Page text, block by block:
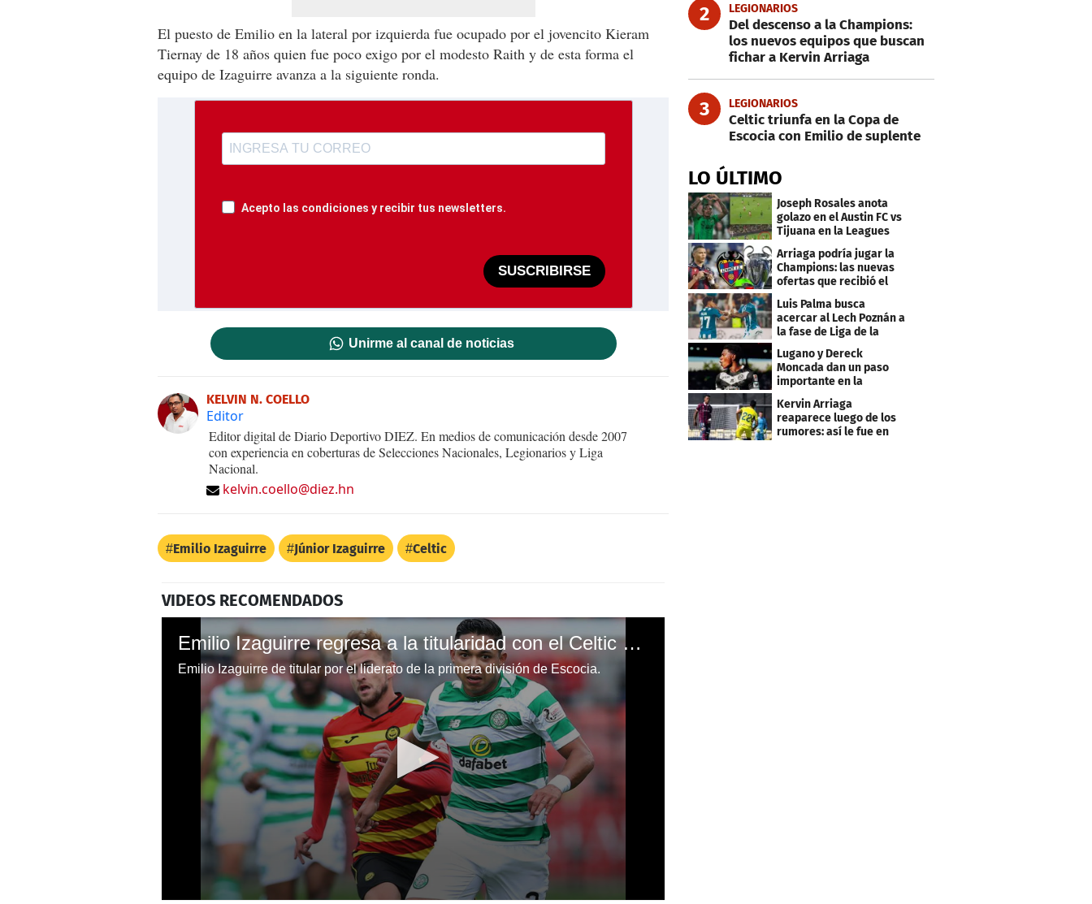
El puesto de Emilio en la lateral por izquierda fue ocupado por el jovencito Kieram
Tiernay de 18 años quien fue poco exigo por el modesto Raith y de esta forma el
equipo de Izaguirre avanza a la siguiente ronda.
Acepto las condiciones y recibir tus newsletters.
SUSCRIBIRSE
Unirme al canal de noticias
KELVIN N. COELLO
Editor
Editor digital de Diario Deportivo DIEZ. En medios de comunicación desde 2007
con experiencia en coberturas de Selecciones Nacionales, Legionarios y Liga
Nacional.
kelvin.coello@diez.hn
Emilio Izaguirre Júnior Izaguirre Celtic
VIDEOS RECOMENDADOS
Emilio Izaguirre regresa a la titularidad con el Celtic de Escocia
Emilio Izaguirre de titular por el liderato de la primera división de Escocia.
2 LEGIONARIOS
Del descenso a la Champions:
los nuevos equipos que buscan
fichar a Kervin Arriaga
3 LEGIONARIOS
Celtic triunfa en la Copa de
Escocia con Emilio de suplente
LO ÚLTIMO
Joseph Rosales anota
golazo en el Austin FC vs
Tijuana en la Leagues
Cup
Arriaga podría jugar la
Champions: las nuevas
ofertas que recibió el
Levante
Luis Palma busca
acercar al Lech Poznán a
la fase de Liga de la
Lugano y Dereck
Moncada dan un paso
importante en la
Conference League
Kervin Arriaga
reaparece luego de los
rumores: así le fue en